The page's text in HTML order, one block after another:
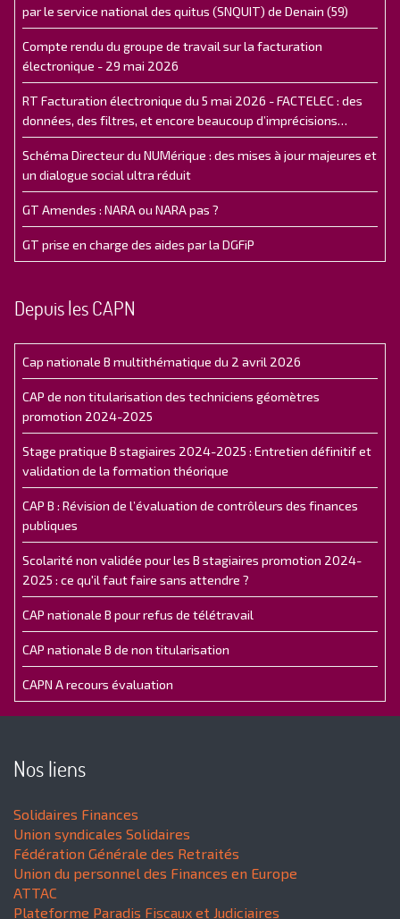
par le service national des quitus (SNQUIT) de Denain (59)
Compte rendu du groupe de travail sur la facturation
électronique - 29 mai 2026
RT Facturation électronique du 5 mai 2026 - FACTELEC : des
données, des filtres, et encore beaucoup d’imprécisions…
Schéma Directeur du NUMérique : des mises à jour majeures et
un dialogue social ultra réduit
GT Amendes : NARA ou NARA pas ?
GT prise en charge des aides par la DGFiP
Depuis les CAPN
Cap nationale B multithématique du 2 avril 2026
CAP de non titularisation des techniciens géomètres
promotion 2024-2025
Stage pratique B stagiaires 2024-2025 : Entretien définitif et
validation de la formation théorique
CAP B : Révision de l’évaluation de contrôleurs des finances
publiques
Scolarité non validée pour les B stagiaires promotion 2024-
2025 : ce qu'il faut faire sans attendre ?
CAP nationale B pour refus de télétravail
CAP nationale B de non titularisation
CAPN A recours évaluation
Nos liens
Solidaires Finances
Union syndicales Solidaires
Fédération Générale des Retraités
Union du personnel des Finances en Europe
ATTAC
Plateforme Paradis Fiscaux et Judiciaires